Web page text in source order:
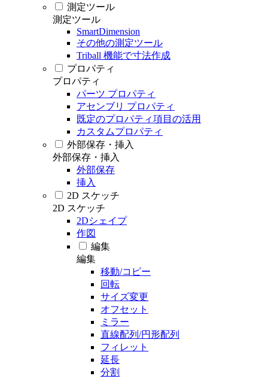
測定ツール
測定ツール
SmartDimension
その他の測定ツール
Triball 機能で寸法作成
プロパティ
プロパティ
パーツ プロパティ
アセンブリ プロパティ
既定のプロパティ項目の活用
カスタムプロパティ
外部保存・挿入
外部保存・挿入
外部保存
挿入
2D スケッチ
2D スケッチ
2Dシェイプ
作図
編集
編集
移動/コピー
回転
サイズ変更
オフセット
ミラー
直線配列/円形配列
フィレット
延長
分割